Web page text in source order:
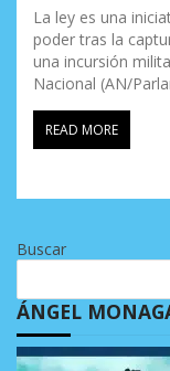
La ley es una
poder tras la
una incursión
Nacional (AN/
READ MORE
Buscar
ÁNGEL